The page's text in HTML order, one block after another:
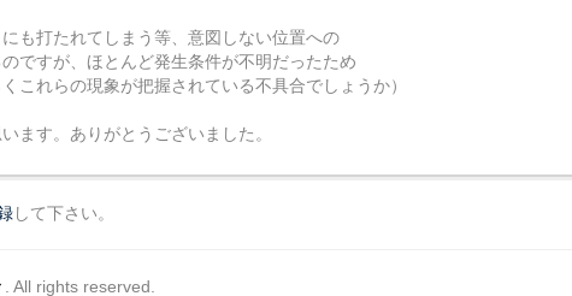
も打たれてしまう等、意図しない位置への
ですが、ほとんど発生条件が不明だったため
これらの現象が把握されている不具合でしょうか）
ます。ありがとうございました。
して下さい。
. All rights reserved.